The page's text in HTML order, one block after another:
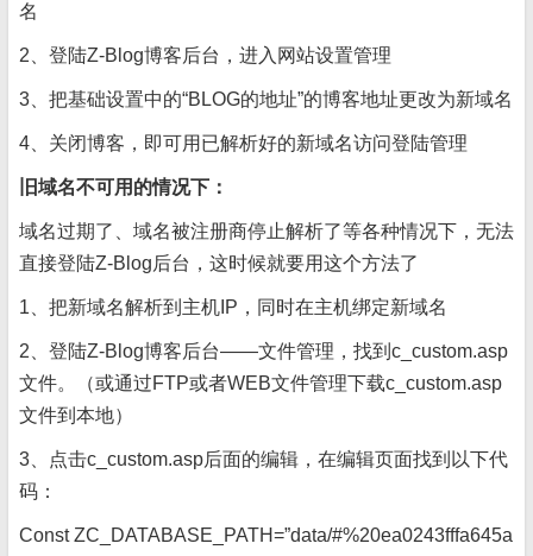
名
2、登陆Z-Blog博客后台，进入网站设置管理
3、把基础设置中的“BLOG的地址”的博客地址更改为新域名
4、关闭博客，即可用已解析好的新域名访问登陆管理
旧域名不可用的情况下：
域名过期了、域名被注册商停止解析了等各种情况下，无法
直接登陆Z-Blog后台，这时候就要用这个方法了
1、把新域名解析到主机IP，同时在主机绑定新域名
2、登陆Z-Blog博客后台——文件管理，找到c_custom.asp
文件。（或通过FTP或者WEB文件管理下载c_custom.asp
文件到本地）
3、点击c_custom.asp后面的编辑，在编辑页面找到以下代
码：
Const ZC_DATABASE_PATH=”data/#%20ea0243fffa645a